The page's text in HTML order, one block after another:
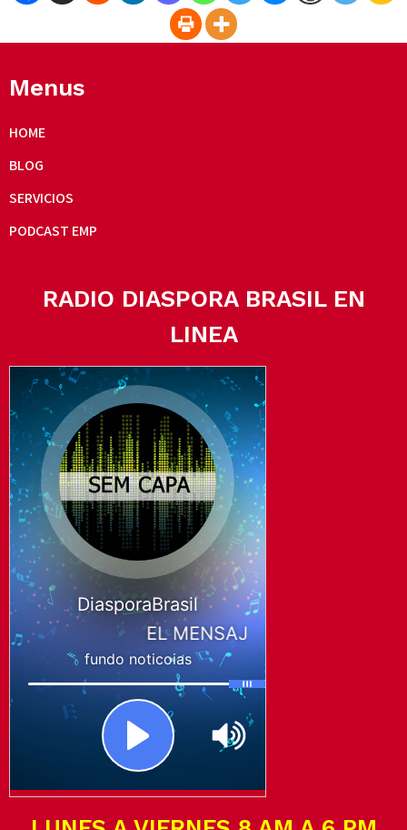
Menus
HOME
BLOG
SERVICIOS
PODCAST EMP
RADIO DIASPORA BRASIL EN
LINEA